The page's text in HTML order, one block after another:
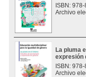
ISBN:
Archivo
La pluma
expresión
ISBN:
Archivo